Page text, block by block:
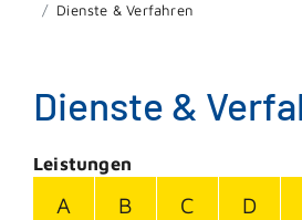
Dienste & Verfahren
Dienste &
Leistungen
A B C D